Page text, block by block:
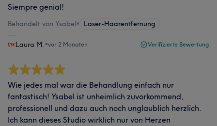
Siempre genial!
Behandelt von Ysabel• Laser-Haarentfernung
Laura M. •vor 2 Monaten Verifizierte Bewertung
Wie jedes mal war die Behandlung einfach nur
fantastisch! Ysabel ist unheimlich zuvorkommend,
professionell und dazu auch noch unglaublich herzlich.
Ich kann dieses Studio wirklich nur von Herzen